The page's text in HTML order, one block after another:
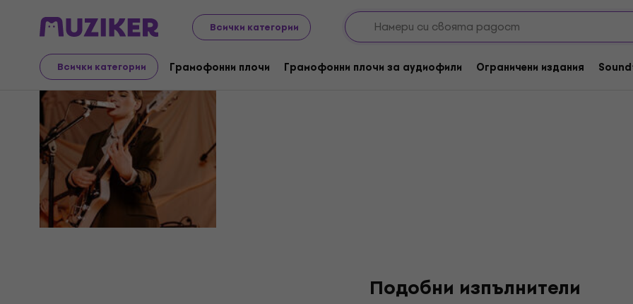
Всички категории
Всички категории Грамофонни плочи Грамофонни плочи за аудиофили Ограничени издания
Rosa Butsi
Подобни изпълнители